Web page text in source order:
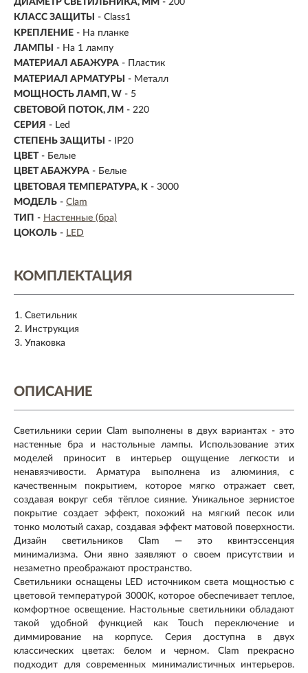
КЛАСС ЗАЩИТЫ
- Class1
КРЕПЛЕНИЕ - На планке
ЛАМПЫ
- На 1 лампу
МАТЕРИАЛ АБАЖУРА -
Пластик
МАТЕРИАЛ АРМАТУРЫ
- Металл
МОЩНОСТЬ ЛАМП, W - 5
СВЕТОВОЙ ПОТОК, ЛМ - 220
СЕРИЯ - Led
СТЕПЕНЬ ЗАЩИТЫ
- IP20
ЦВЕТ - Белые
ЦВЕТ АБАЖУРА - Белые
ЦВЕТОВАЯ ТЕМПЕРАТУРА, K - 3000
МОДЕЛЬ - Clam
ТИП - Настенные (бра)
ЦОКОЛЬ - LED
КОМПЛЕКТАЦИЯ
Светильник
Инструкция
Упаковка
ОПИСАНИЕ
Светильники серии Clam выполнены в двух вариантах - это
настенные бра и настольные лампы. Использование этих
моделей приносит в интерьер ощущение легкости и
ненавязчивости. Арматура выполнена из алюминия, с
качественным покрытием, которое мягко отражает свет,
создавая вокруг себя тёплое сияние. Уникальное зернистое
покрытие создает эффект, похожий на мягкий песок или
тонко молотый сахар, создавая эффект матовой поверхности.
Дизайн светильников Clam — это квинтэссенция
минимализма. Они явно заявляют о своем присутствии и
незаметно преображают пространство.
Светильники оснащены LED источником света мощностью с
цветовой температурой 3000K, которое обеспечивает теплое,
комфортное освещение. Настольные светильники обладают
такой удобной функцией как Touch переключение и
диммирование на корпусе. Серия доступна в двух
классических цветах: белом и черном. Clam прекрасно
подходит для современных минималистичных интерьеров.